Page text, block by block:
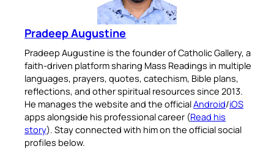
Pradeep Augustine
Pradeep Augustine is the founder of Catholic Gallery, a
faith-driven platform sharing Mass Readings in multiple
languages, prayers, quotes, catechism, Bible plans,
reflections, and other spiritual resources since 2013.
He manages the website and the officialAndroid/iOS
apps alongside his professional career (Read his
story). Stay connected with him on the official social
profiles below.